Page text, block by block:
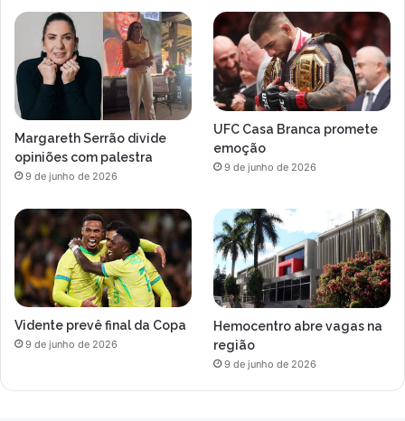
Margareth Serrão divide
opiniões com palestra
9 de junho de 2026
UFC Casa Branca promete
emoção
9 de junho de 2026
Vidente prevê final da Copa
9 de junho de 2026
Hemocentro abre vagas na
região
9 de junho de 2026